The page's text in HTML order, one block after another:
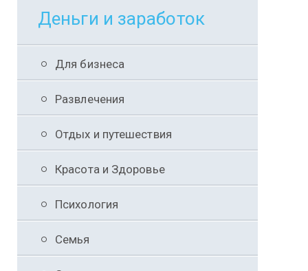
Деньги и заработок
Для бизнеса
Развлечения
Отдых и путешествия
Красота и Здоровье
Психология
Семья